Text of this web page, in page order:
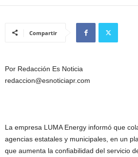
Compartir
Por Redacción Es Noticia
redaccion@esnoticiapr.com
La empresa LUMA Energy informó que
agencias estatales y municipales, en un
que aumenta la confiabilidad del servicio